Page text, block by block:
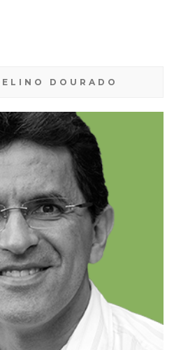
DOURADO